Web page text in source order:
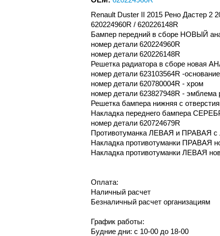
Renault Duster II 2015 Рено Дастер
620224960R / 620226148R
Бампер передний в сборе НОВЫЙ
номер детали 620224960R
номер детали 620226148R
Решетка радиатора в сборе новая
номер детали 623103564R -основание
номер детали 620780004R - хром
номер детали 623827948R - эмблема
Решетка бампера нижняя с
Накладка переднего бампера
номер детали 620724679R
Противотуманка ЛЕВАЯ и ПРАВАЯ с
Накладка противотуманки ПРАВАЯ
Накладка противотуманки ЛЕВАЯ
Оплата:
Наличный расчет
Безналичный расчет организациям
График работы:
Будние дни: с 10-00 до 18-00